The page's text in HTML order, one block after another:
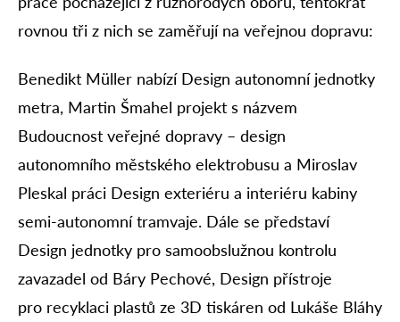
rovnou tři z nich se zaměřují na veřejnou dopravu:
Benedikt Müller nabízí Design autonomní jednotky
metra, Martin Šmahel projekt s názvem
Budoucnost veřejné dopravy – design
autonomního městského elektrobusu a Miroslav
Pleskal práci Design exteriéru a interiéru kabiny
semi-autonomní tramvaje. Dále se představí
Design jednotky pro samoobslužnou kontrolu
zavazadel od Báry Pechové, Design přístroje
pro recyklaci plastů ze 3D tiskáren od Lukáše Bláhy